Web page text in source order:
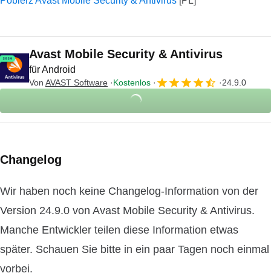
Avast Mobile Security & Antivirus
für Android
Von AVAST Software Kostenlos 24.9.0
Changelog
Wir haben noch keine Changelog-Information von der
Version 24.9.0 von Avast Mobile Security & Antivirus.
Manche Entwickler teilen diese Information etwas
später. Schauen Sie bitte in ein paar Tagen noch einmal
vorbei.